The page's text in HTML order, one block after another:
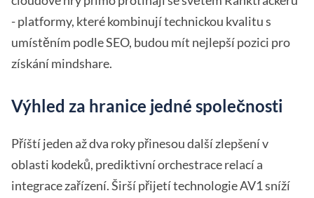
- platformy, které kombinují technickou kvalitu s
umístěním podle SEO, budou mít nejlepší pozici pro
získání mindshare.
Výhled za hranice jedné společnosti
Příští jeden až dva roky přinesou další zlepšení v
oblasti kodeků, prediktivní orchestrace relací a
integrace zařízení. Širší přijetí technologie AV1 sníží